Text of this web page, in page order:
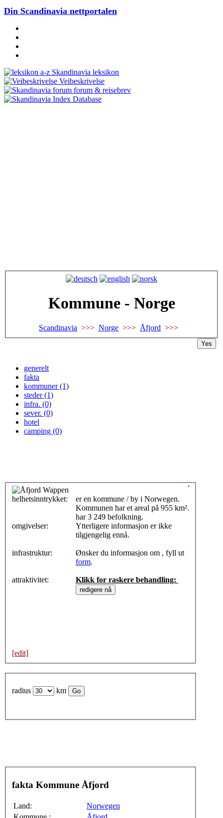
Din Scandinavia nettportalen
Skandinavia leksikon
Veibeskrivelse
forum & reisebrev
Database
Kommune - Norge
Scandinavia >>> Norge >>> Åfjord
generelt
fakta
kommuner (1)
steder (1)
infra. (0)
sever. (0)
hotel
camping (0)
helhetsinntrykket:
omgivelser:
infrastruktur:
attraktivitet:
er en kommune / by i Norwegen.
Kommunen har et areal på 955 km².
har 3 249 befolkning.
Ytterligere informasjon er ikke
tilgjengelig ennå.
Ønsker du informasjon om , fyll ut
form.
Klikk for raskere behandling:
[edit]
radius km
fakta Kommune Åfjord
Land:
Norwegen
Yes